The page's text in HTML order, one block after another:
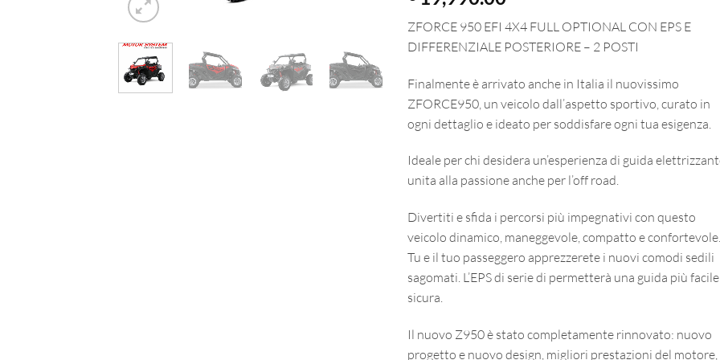
ZFORCE 950 EFI 4X4 FULL OPTIONAL CON EPS E
DIFFERENZIALE POSTERIORE – 2 POSTI
Finalmente è arrivato anche in Italia il nuovissimo
ZFORCE950, un veicolo dall’aspetto sportivo, curato in
ogni dettaglio e ideato per soddisfare ogni tua esigenza.
Ideale per chi desidera un’esperienza di guida
unita alla passione anche per l’off road.
Divertiti e sfida i percorsi più impegnativi con questo
veicolo dinamico, maneggevole, compatto e confortevole.
Tu e il tuo passeggero apprezzerete i nuovi comodi sedili
sagomati. L’EPS di serie di permetterà una guida più
sicura.
Il nuovo Z950 è stato completamente rinnovato: nuovo
progetto e nuovo design, migliori prestazioni del motore,